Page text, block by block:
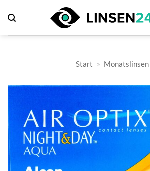
Inhalt
springen
Start » Monatslinsen